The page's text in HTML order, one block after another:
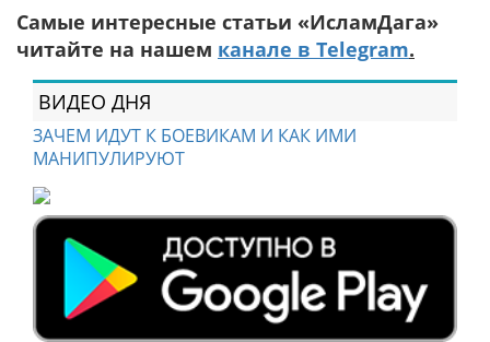
Самые интересные статьи «ИсламДага»
читайте на нашем канале в Telegram.
ВИДЕО ДНЯ
ЗАЧЕМ ИДУТ К БОЕВИКАМ И КАК ИМИ
МАНИПУЛИРУЮТ